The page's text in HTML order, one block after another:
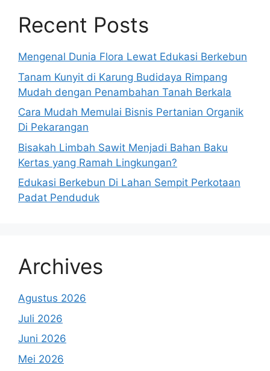
Recent Posts
Mengenal Dunia Flora Lewat Edukasi Berkebun
Tanam Kunyit di Karung Budidaya Rimpang
Mudah dengan Penambahan Tanah Berkala
Cara Mudah Memulai Bisnis Pertanian Organik
Di Pekarangan
Bisakah Limbah Sawit Menjadi Bahan Baku
Kertas yang Ramah Lingkungan?
Edukasi Berkebun Di Lahan Sempit Perkotaan
Padat Penduduk
Archives
Agustus 2026
Juli 2026
Juni 2026
Mei 2026